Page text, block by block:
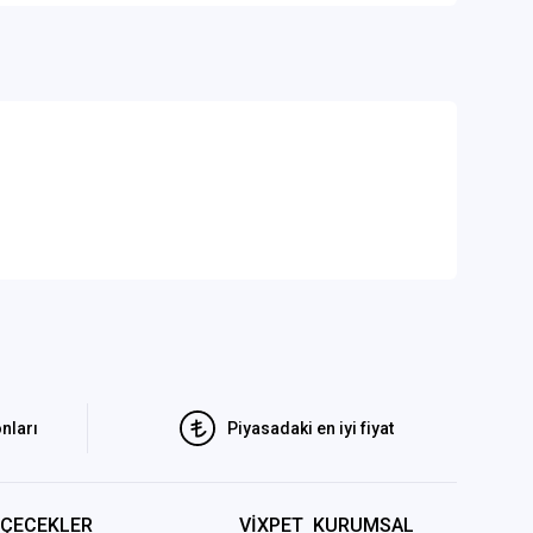
Piyasadaki en iyi fiyat
VİXPET KURUMSAL